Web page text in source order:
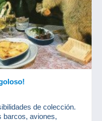
de colección.
barcos, aviones,